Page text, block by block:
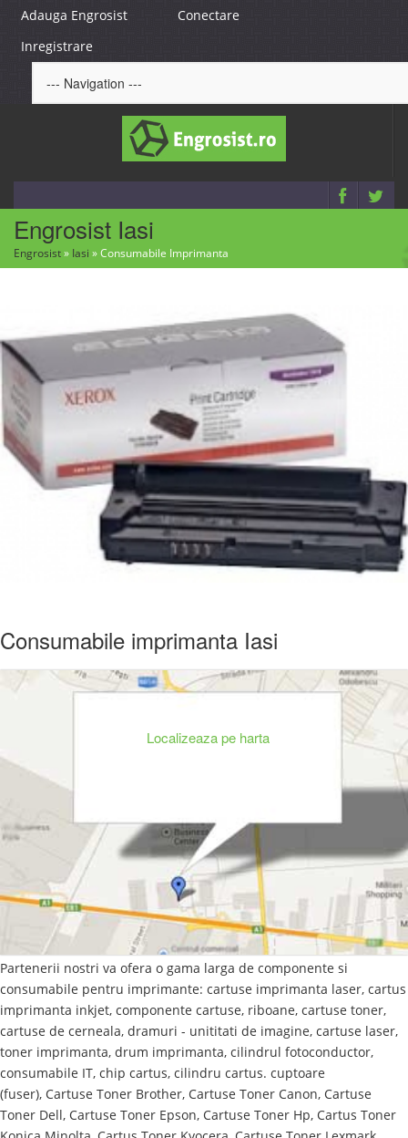
Adauga Engrosist
Conectare
Inregistrare
Engrosist Iasi
Engrosist» Iasi »Consumabile Imprimanta
Consumabile imprimanta Iasi
Localizeaza pe harta
Partenerii nostri va ofera o gama larga de componente si
consumabile pentru imprimante: cartuse imprimanta laser, cartus
imprimanta inkjet, componente cartuse, riboane, cartuse toner,
cartuse de cerneala, dramuri - unititati de imagine, cartuse laser,
toner imprimanta, drum imprimanta, cilindrul fotoconductor,
consumabile IT, chip cartus, cilindru cartus. cuptoare
(fuser), Cartuse Toner Brother, Cartuse Toner Canon, Cartuse
Toner Dell, Cartuse Toner Epson, Cartuse Toner Hp, Cartus Toner